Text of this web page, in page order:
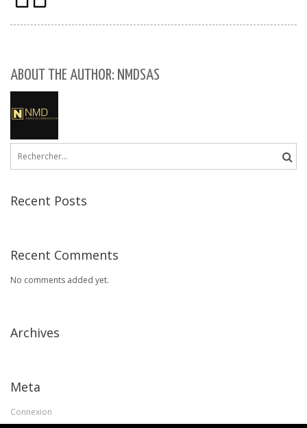
ABOUT THE AUTHOR: NMDSAS
Rechercher :
Recent Posts
Recent Comments
No comments added yet.
Archives
Meta
Connexion